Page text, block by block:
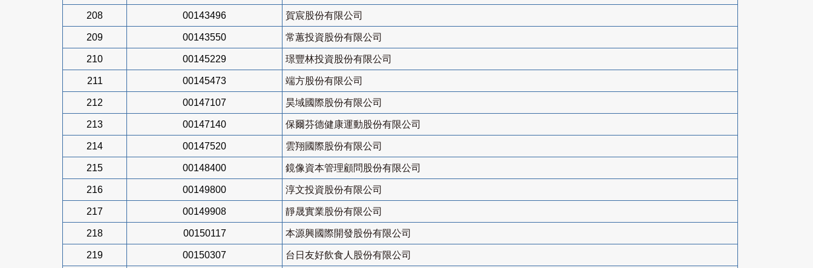
208 00143496 賀宸股份有限公司
209 00143550 常蕙投資股份有限公司
210 00145229 璟豐林投資股份有限公司
211 00145473 端方股份有限公司
212 00147107 昊域國際股份有限公司
213 00147140 保爾芬德健康運動股份有限公司
214 00147520 雲翔國際股份有限公司
215 00148400 鏡像資本管理顧問股份有限公司
216 00149800 淳文投資股份有限公司
217 00149908 靜晟實業股份有限公司
218 00150117 本源興國際開發股份有限公司
219 00150307 台日友好飲食人股份有限公司